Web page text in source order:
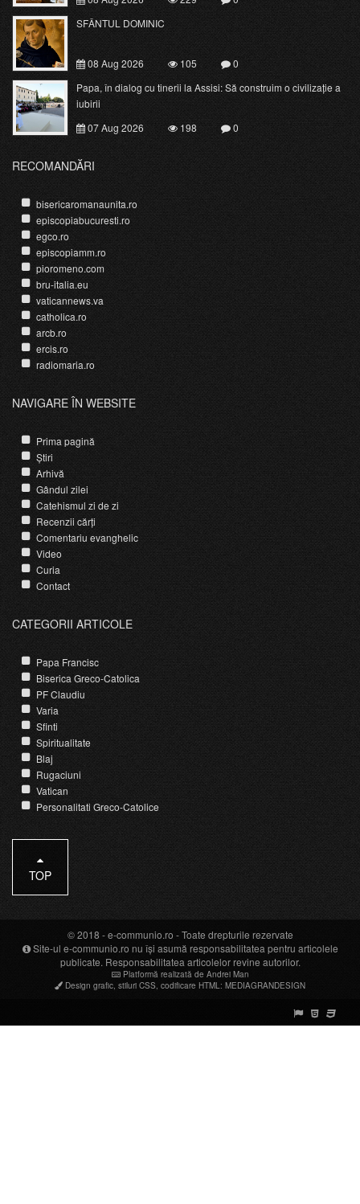
SFÂNTUL DOMINIC
08 Aug 2026 105
0
Papa, în dialog cu tinerii la Assisi: Să construim o civilizație a
iubirii
07 Aug 2026
198 0
RECOMANDĂRI
bisericaromanaunita.ro
episcopiabucuresti.ro
egco.ro
episcopiamm.ro
pioromeno.com
bru-italia.eu
vaticannews.va
catholica.ro
arcb.ro
ercis.ro
radiomaria.ro
NAVIGARE ÎN WEBSITE
Prima pagină
Știri
Arhivă
Gândul zilei
Catehismul zi de zi
Recenzii cărți
Comentariu evanghelic
Video
Curia
Contact
CATEGORII ARTICOLE
Papa Francisc
Biserica Greco-Catolica
PF Claudiu
Varia
Sfinti
Spiritualitate
Blaj
Rugaciuni
Vatican
Personalitati Greco-Catolice
TOP
© 2018 -e-communio.ro - Toate drepturile rezervate
Site-ul e-communio.ro nu își asumă responsabilitatea pentru articolele
publicate. Responsabilitatea articolelor revine autorilor.
Platformă realizată de Andrei Man
Design grafic, stiluri CSS, codificare HTML: MEDIAGRANDESIGN